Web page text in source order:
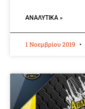
ΑΝΑΛΥΤΙΚΆ »
1 Νοεμβρίου 2019